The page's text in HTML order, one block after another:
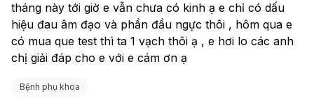
tháng này tới giờ e vẫn chưa có kinh ạ e chỉ có dấu
hiệu đau âm đạo và phần đầu ngực thôi , hôm qua e
có mua que test thì ta 1 vạch thôi ạ , e hơi lo các anh
chị giải đáp cho e với e cám ơn ạ
Bệnh phụ khoa